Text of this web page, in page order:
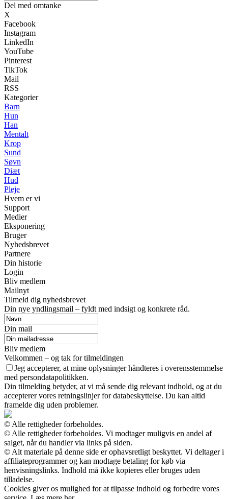
Del med omtanke
X
Facebook
Instagram
LinkedIn
YouTube
Pinterest
TikTok
Mail
RSS
Kategorier
Barn
Hun
Han
Mentalt
Krop
Sund
Søvn
Diæt
Hud
Pleje
Hvem er vi
Support
Medier
Eksponering
Bruger
Nyhedsbrevet
Partnere
Din historie
Login
Bliv medlem
Mailnyt
Tilmeld dig nyhedsbrevet
Din nye yndlingsmail – fyldt med indsigt og konkrete råd.
Din mail
Bliv medlem
Velkommen – og tak for tilmeldingen
Jeg accepterer, at mine oplysninger håndteres i overensstemmelse
med persondatapolitikken.
Din tilmelding betyder, at vi må sende dig relevant indhold, og at du
accepterer vores retningslinjer for databeskyttelse. Du kan altid
framelde dig uden problemer.
© Alle rettigheder forbeholdes.
© Alle rettigheder forbeholdes. Vi modtager muligvis en andel af
salget, når du handler via links på siden.
© Alt materiale på denne side er ophavsretligt beskyttet. Vi deltager i
affiliateprogrammer og kan modtage betaling for køb via
henvisningslinks. Indhold må ikke kopieres eller bruges uden
tilladelse.
Cookies giver os mulighed for at tilpasse indhold og forbedre vores